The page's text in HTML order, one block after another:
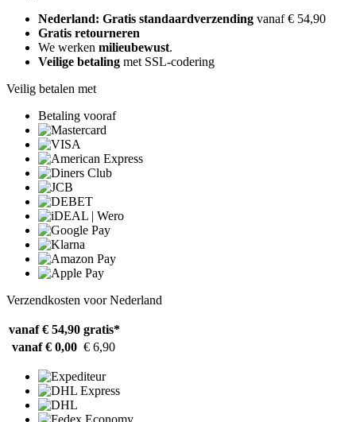
Nederland: Gratis standaardverzending vanaf € 54,90
Gratis retourneren
We werken milieubewust.
Veilige betaling met SSL-codering
Veilig betalen met
Betaling vooraf
Verzendkosten voor Nederland
vanaf € 54,90 gratis*
vanaf € 0,00 € 6,90